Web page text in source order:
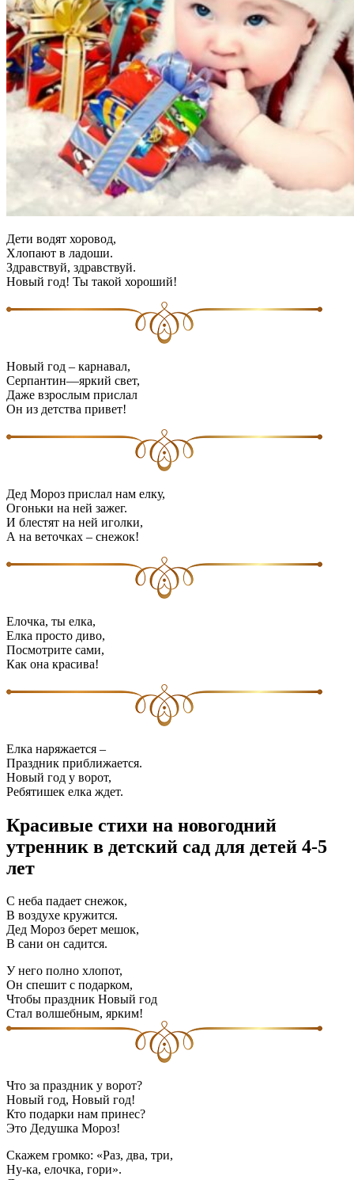
Дети водят хоровод,
Хлопают в ладоши.
Здравствуй, здравствуй.
Новый год! Ты такой хороший!
Новый год – карнавал,
Серпантин—яркий свет,
Даже взрослым прислал
Он из детства привет!
Дед Мороз прислал нам елку,
Огоньки на ней зажег.
И блестят на ней иголки,
А на веточках – снежок!
Елочка, ты елка,
Елка просто диво,
Посмотрите сами,
Как она красива!
Елка наряжается –
Праздник приближается.
Новый год у ворот,
Ребятишек елка ждет.
Красивые стихи на новогодний
утренник в детский сад для детей 4-5
лет
С неба падает снежок,
В воздухе кружится.
Дед Мороз берет мешок,
В сани он садится.
У него полно хлопот,
Он спешит с подарком,
Чтобы праздник Новый год
Стал волшебным, ярким!
Что за праздник у ворот?
Новый год, Новый год!
Кто подарки нам принес?
Это Дедушка Мороз!
Скажем громко: «Раз, два, три,
Ну-ка, елочка, гори».